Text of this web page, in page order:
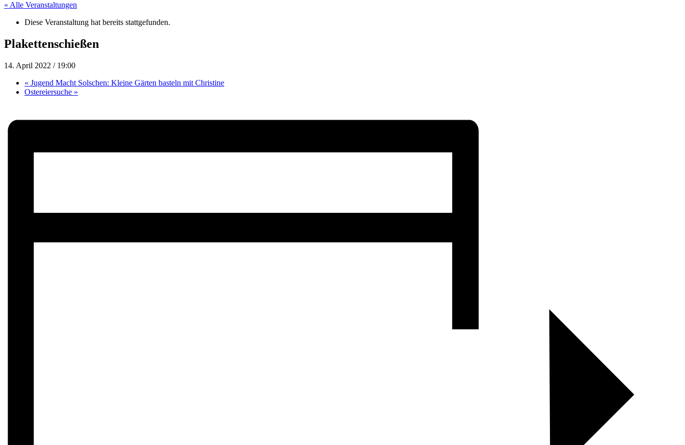
« Alle Veranstaltungen
Diese Veranstaltung hat bereits stattgefunden.
Plakettenschießen
14. April 2022 / 19:00
« Jugend Macht Solschen: Kleine Gärten basteln mit Christine
Ostereiersuche »